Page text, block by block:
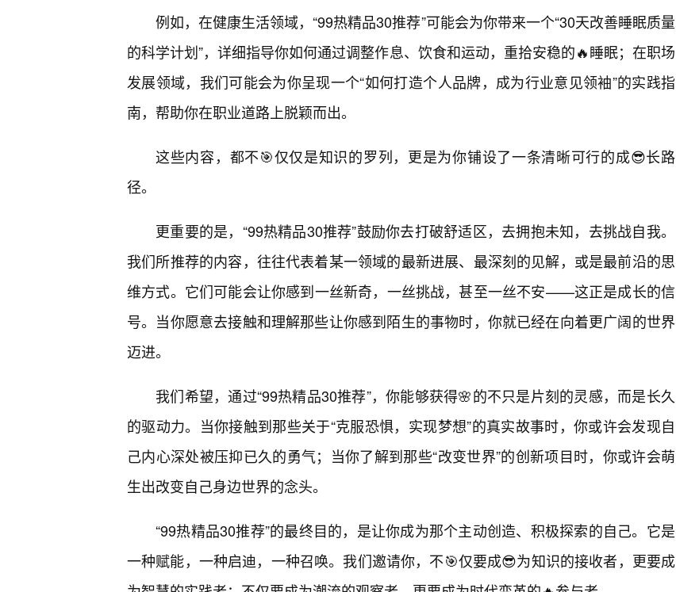
例如，在健康生活领域，“99热精品30推荐”可能会为你带来一个“30天改善睡眠质量
的科学计划”，详细指导你如何通过调整作息、饮食和运动，重拾安稳的🔥睡眠；在职场
发展领域，我们可能会为你呈现一个“如何打造个人品牌，成为行业意见领袖”的实践指
南，帮助你在职业道路上脱颖而出。
这些内容，都不🎯仅仅是知识的罗列，更是为你铺设了一条清晰可行的成😎长路
径。
更重要的是，“99热精品30推荐”鼓励你去打破舒适区，去拥抱未知，去挑战自我。
我们所推荐的内容，往往代表着某一领域的最新进展、最深刻的见解，或是最前沿的思
维方式。它们可能会让你感到一丝新奇，一丝挑战，甚至一丝不安——这正是成长的信
号。当你愿意去接触和理解那些让你感到陌生的事物时，你就已经在向着更广阔的世界
迈进。
我们希望，通过“99热精品30推荐”，你能够获得🌸的不只是片刻的灵感，而是长久
的驱动力。当你接触到那些关于“克服恐惧，实现梦想”的真实故事时，你或许会发现自
己内心深处被压抑已久的勇气；当你了解到那些“改变世界”的创新项目时，你或许会萌
生出改变自己身边世界的念头。
“99热精品30推荐”的最终目的，是让你成为那个主动创造、积极探索的自己。它是
一种赋能，一种启迪，一种召唤。我们邀请你，不🎯仅要成😎为知识的接收者，更要成